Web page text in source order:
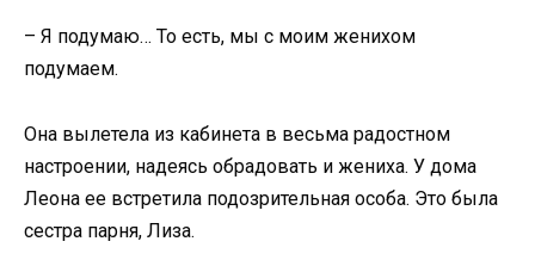
– Я подумаю… То есть, мы с моим женихом
подумаем.
Она вылетела из кабинета в весьма радостном
настроении, надеясь обрадовать и жениха. У дома
Леона ее встретила подозрительная особа. Это была
сестра парня, Лиза.